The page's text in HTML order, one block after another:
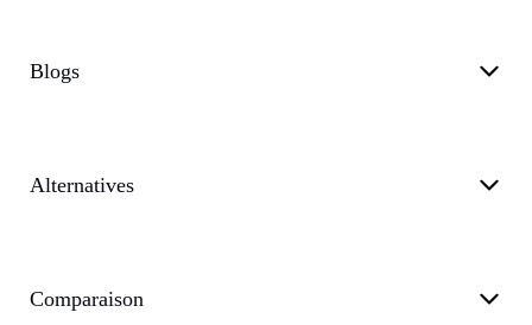
Blogs
Alternatives
Comparaison